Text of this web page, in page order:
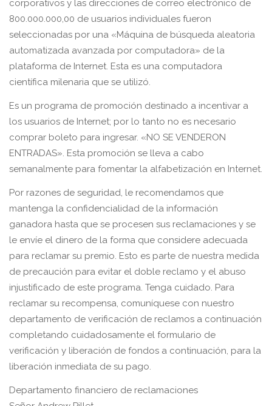
corporativos y las direcciones de correo electrónico de
800.000.000,00 de usuarios individuales fueron
seleccionadas por una «Máquina de búsqueda aleatoria
automatizada avanzada por computadora» de la
plataforma de Internet. Esta es una computadora
científica milenaria que se utilizó.
Es un programa de promoción destinado a incentivar a
los usuarios de Internet; por lo tanto no es necesario
comprar boleto para ingresar. «NO SE VENDERON
ENTRADAS». Esta promoción se lleva a cabo
semanalmente para fomentar la alfabetización en Internet.
Por razones de seguridad, le recomendamos que
mantenga la confidencialidad de la información
ganadora hasta que se procesen sus reclamaciones y se
le envíe el dinero de la forma que considere adecuada
para reclamar su premio. Esto es parte de nuestra medida
de precaución para evitar el doble reclamo y el abuso
injustificado de este programa. Tenga cuidado. Para
reclamar su recompensa, comuníquese con nuestro
departamento de verificación de reclamos a continuación
completando cuidadosamente el formulario de
verificación y liberación de fondos a continuación, para la
liberación inmediata de su pago.
Departamento financiero de reclamaciones